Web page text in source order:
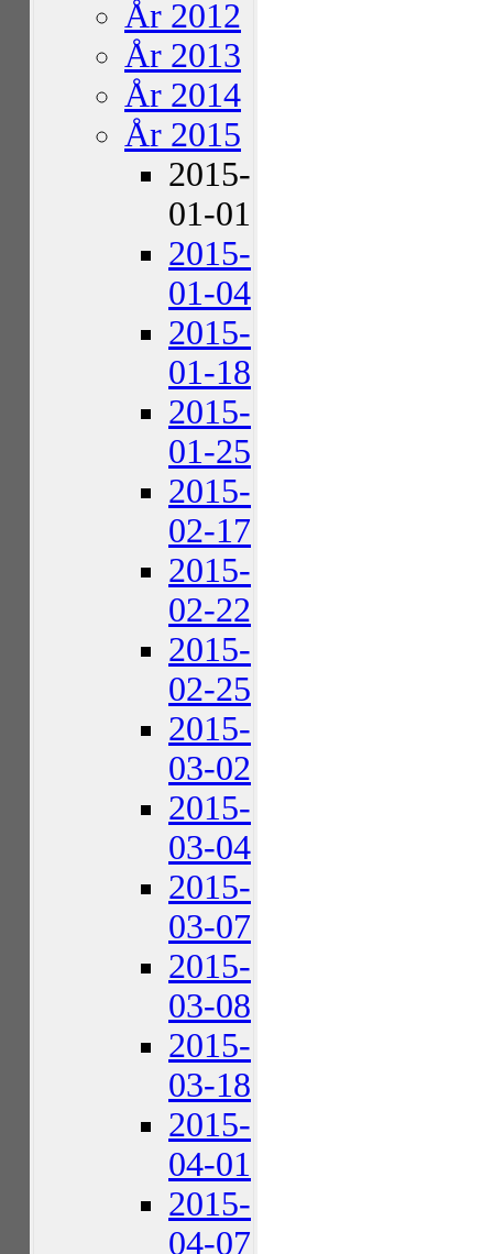
År 2012
År 2013
År 2014
År 2015
2015-
01-01
2015-
01-04
2015-
01-18
2015-
01-25
2015-
02-17
2015-
02-22
2015-
02-25
2015-
03-02
2015-
03-04
2015-
03-07
2015-
03-08
2015-
03-18
2015-
04-01
2015-
04-07